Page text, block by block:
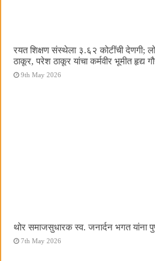
रयत शिक्षण संस्थेला ३.६२ कोटींची देणगी;
ठाकूर, परेश ठाकूर यांचा कर्मवीर भूमीत हृद्य
9th May 2026
थोर समाजसुधारक स्व. जनार्दन भगत यांना
7th May 2026